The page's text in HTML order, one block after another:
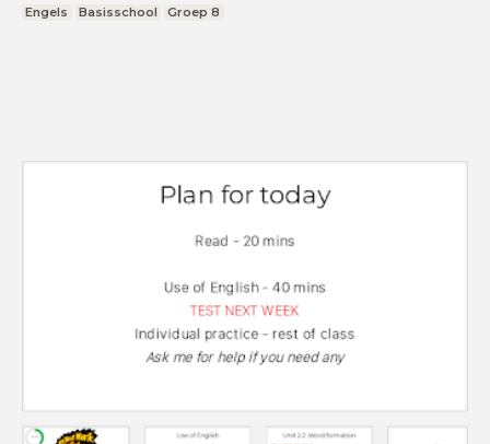
Engels Basisschool Groep 8